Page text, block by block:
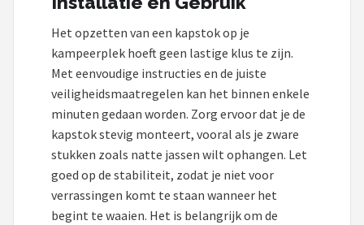
Het opzetten van een kapstok op je
kampeerplek hoeft geen lastige klus te zijn.
Met eenvoudige instructies en de juiste
veiligheidsmaatregelen kan het binnen enkele
minuten gedaan worden. Zorg ervoor dat je de
kapstok stevig monteert, vooral als je zware
stukken zoals natte jassen wilt ophangen. Let
goed op de stabiliteit, zodat je niet voor
verrassingen komt te staan wanneer het
begint te waaien. Het is belangrijk om de